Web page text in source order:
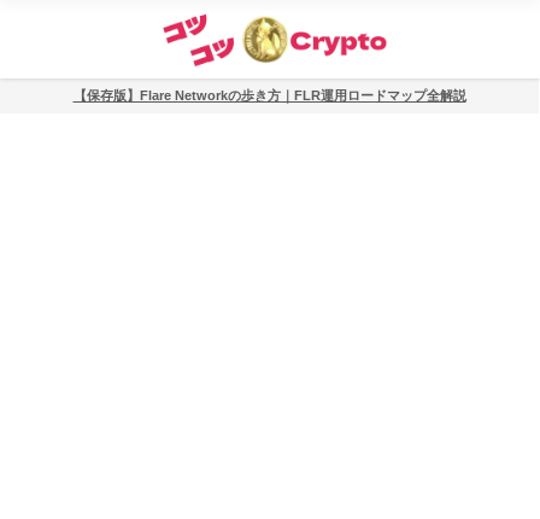
【保存版】Flare Networkの歩き方｜FLR運用ロードマップ全解説